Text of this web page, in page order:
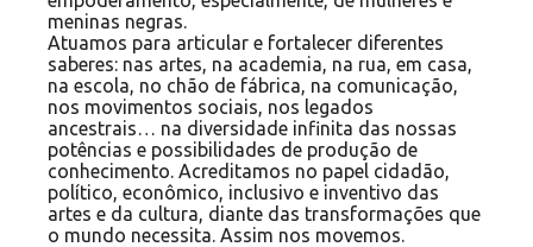
meninas negras.
Atuamos para articular e fortalecer diferentes
saberes: nas artes, na academia, na rua, em casa,
na escola, no chão de fábrica, na comunicação,
nos movimentos sociais, nos legados
ancestrais… na diversidade infinita das nossas
potências e possibilidades de produção de
conhecimento. Acreditamos no papel cidadão,
político, econômico, inclusivo e inventivo das
artes e da cultura, diante das transformações que
o mundo necessita. Assim nos movemos.